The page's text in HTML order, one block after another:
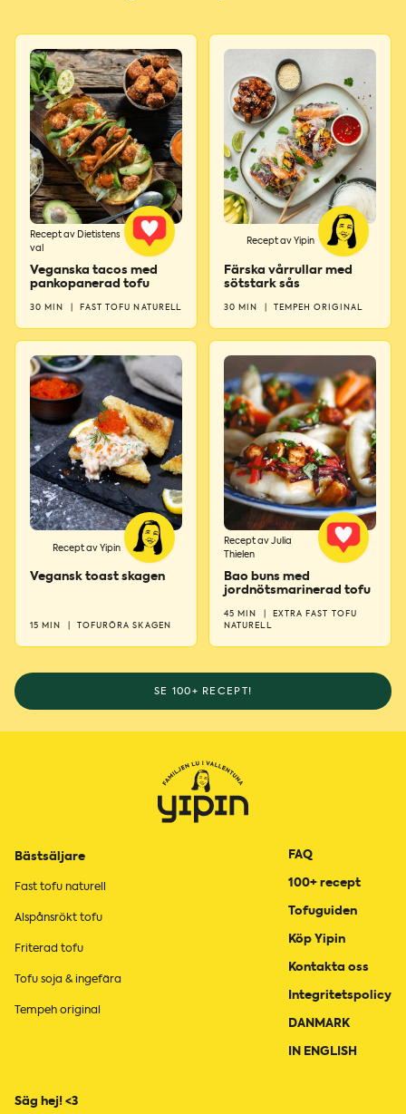
Recept av Dietistens
val
Veganska tacos med
pankopanerad tofu
30 MIN FAST TOFU NATURELL
Recept av Yipin
Färska vårrullar med
sötstark sås
30 MIN TEMPEH ORIGINAL
Recept av Yipin
Vegansk toast skagen
15 MIN TOFURÖRA SKAGEN
Recept av Julia
Thielen
Bao buns med
jordnötsmarinerad tofu
45 MIN
EXTRA FAST TOFU
NATURELL
SE 100+ RECEPT!
Säg hej! <3
Bästsäljare
Fast tofu naturell
Alspånsrökt tofu
Friterad tofu
Tofu soja & ingefära
Tempeh original
FAQ
100+ recept
Tofuguiden
Köp Yipin
Kontakta oss
Integritetspolicy
DANMARK
IN ENGLISH